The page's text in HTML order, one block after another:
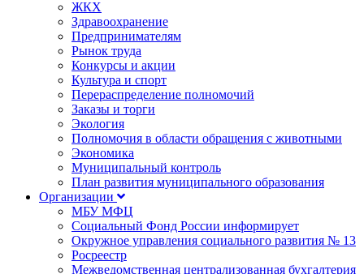
ЖКХ
Здравоохранение
Предпринимателям
Рынок труда
Конкурсы и акции
Культура и спорт
Перераспределение полномочий
Заказы и торги
Экология
Полномочия в области обращения с животными
Экономика
Муниципальный контроль
План развития муниципального образования
Организации
МБУ МФЦ
Социальный Фонд России информирует
Окружное управления социального развития № 13
Росреестр
Межведомственная централизованная бухгалтерия